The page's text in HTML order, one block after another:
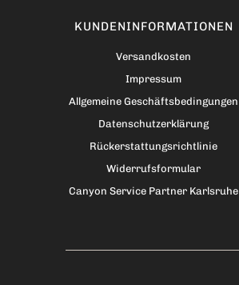
KUNDENINFORMATIONEN
Versandkosten
Impressum
Allgemeine Geschäftsbedingungen
Datenschutzerklärung
Rückerstattungsrichtlinie
Widerrufsformular
Canyon Service Partner Karlsruhe